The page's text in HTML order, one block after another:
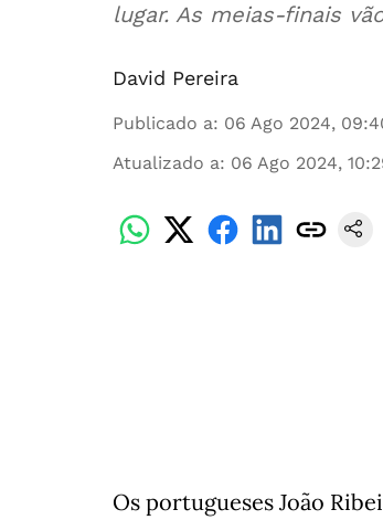
lugar. As meias-finais
David Pereira
Publicado a: 06 Ago 2024,
Atualizado a: 06 Ago 2024,
Os portugueses João